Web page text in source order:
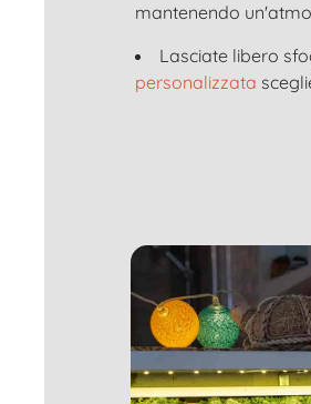
mantenendo
Lasciate libero
personalizzata